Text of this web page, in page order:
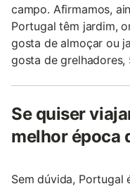
campo. Afirmamos,
Portugal têm jardim,
gosta de almoçar ou
gosta de grelhadores,
Se quiser
melhor época
Sem dúvida, Portugal